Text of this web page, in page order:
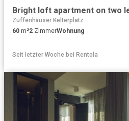
Bright loft apartment on two
Zuffenhäuser Kelterplatz
60 m²2 ZimmerWohnung
Seit letzter Woche bei Rentola